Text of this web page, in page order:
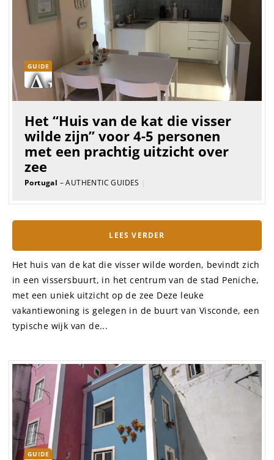
GUIDE
Het “Huis van de kat die visser
wilde zijn” voor 4-5 personen
met een prachtig uitzicht over
zee
Portugal – AUTHENTIC GUIDES |
LEES VERDER
Het huis van de kat die visser wilde worden, bevindt zich
in een vissersbuurt, in het centrum van de stad Peniche,
met een uniek uitzicht op de zee Deze leuke
vakantiewoning is gelegen in de buurt van Visconde, een
typische wijk van de...
GUIDE